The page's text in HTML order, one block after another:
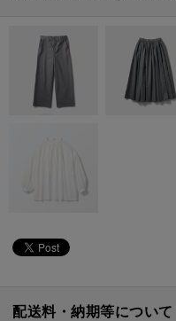
配送料・納期等について